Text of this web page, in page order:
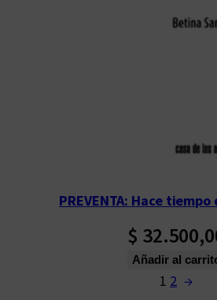
PREVENTA: Hace
$
Añadir al
1 2 →